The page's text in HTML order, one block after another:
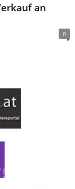
an
0